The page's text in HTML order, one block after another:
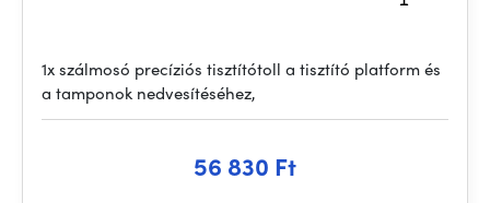
1x szálmosó precíziós tisztítótoll a tisztító platform és
a tamponok nedvesítéséhez,
56 830 Ft